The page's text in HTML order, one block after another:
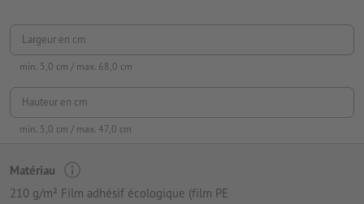
Largeur en cm
min. 5,0 cm / max. 68,0 cm
Hauteur en cm
min. 5,0 cm / max. 47,0 cm
Matériau
210 g/m² Film adhésif écologique (film PE